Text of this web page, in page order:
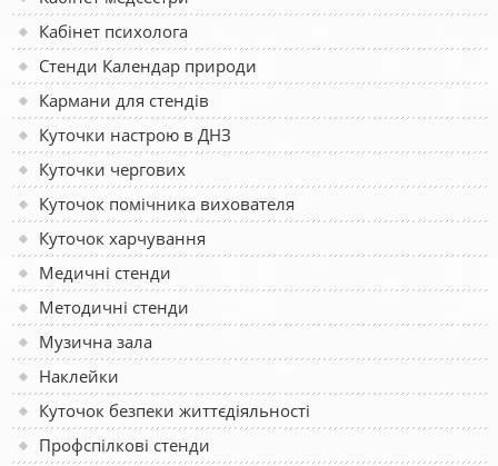
Кабінет психолога
Стенди Календар природи
Кармани для стендів
Куточки настрою в ДНЗ
Куточки чергових
Куточок помічника вихователя
Куточок харчування
Медичні стенди
Методичні стенди
Музична зала
Наклейки
Куточок безпеки життєдіяльності
Профспілкові стенди